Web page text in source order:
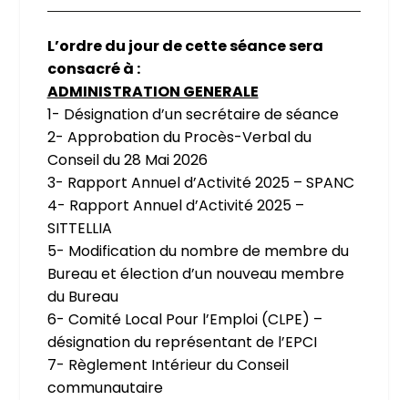
L’ordre du jour de cette séance sera
consacré à :
ADMINISTRATION GENERALE
1- Désignation d’un secrétaire de séance
2- Approbation du Procès-Verbal du
Conseil du 28 Mai 2026
3- Rapport Annuel d’Activité 2025 – SPANC
4- Rapport Annuel d’Activité 2025 –
SITTELLIA
5- Modification du nombre de membre du
Bureau et élection d’un nouveau membre
du Bureau
6- Comité Local Pour l’Emploi (CLPE) –
désignation du représentant de l’EPCI
7- Règlement Intérieur du Conseil
communautaire